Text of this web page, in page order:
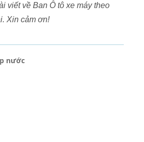
viết về Ban Ô tô xe máy theo
Xin cảm ơn!
nước